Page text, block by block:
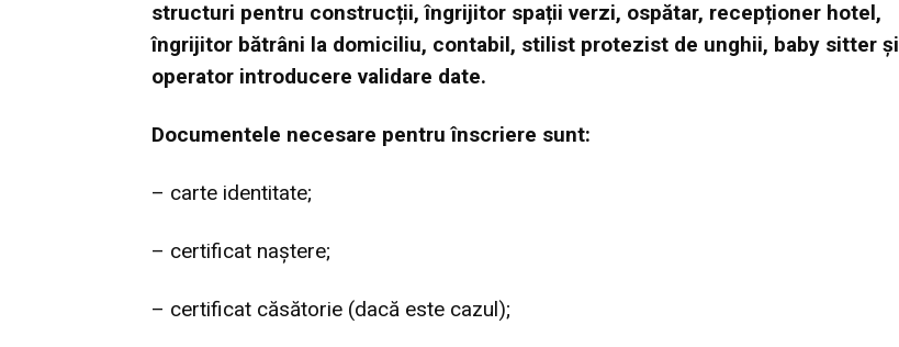
structuri pentru construcții, îngrijitor spații verzi, ospătar, recepționer hotel,
îngrijitor bătrâni la domiciliu, contabil, stilist protezist de unghii, baby sitter și
operator introducere validare date.
Documentele necesare pentru înscriere sunt:
– carte identitate;
– certificat naștere;
– certificat căsătorie (dacă este cazul);